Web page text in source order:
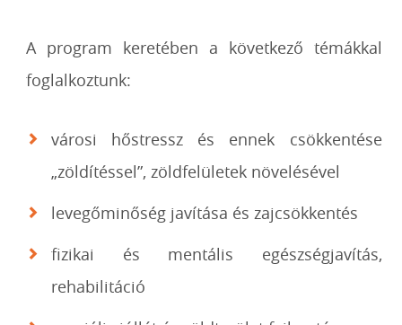
A program keretében a következő témákkal
foglalkoztunk:
városi hőstressz és ennek csökkentése
„zöldítéssel”, zöldfelületek növelésével
levegőminőség javítása és zajcsökkentés
fizikai és mentális egészségjavítás,
rehabilitáció